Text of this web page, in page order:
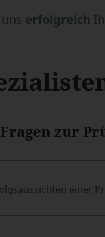
erfolgreich
zur
einer